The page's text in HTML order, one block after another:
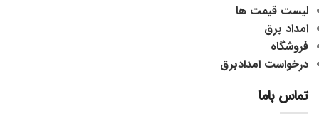
لیست قیمت ها
امداد برق
فروشگاه
درخواست امدادبرق
تماس باما